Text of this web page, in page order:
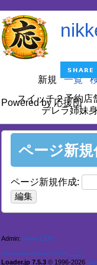
Powered by 応援団
新規 一覧
スイッチ２予約店
デレラ姉妹
ページ新規
ページ新規作成:
Admin: nikke CDK
https://neogamma.loader.jp/?.html
Loader.jp 7.5.3 © 1996-2026